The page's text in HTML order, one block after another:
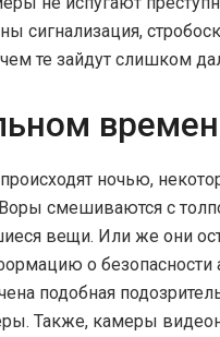
сигнализация,
те зайдут слишком
ночью,
смешиваются с
вещи. Или же они
о безопасности
подобная
Также, камеры